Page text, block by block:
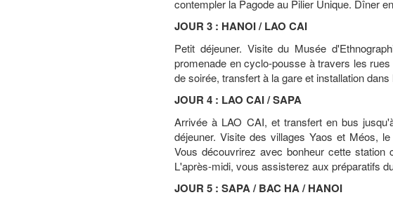
contempler la Pagode au Pilier Unique. Dîner
JOUR 3 : HANOI / LAO CAI
Petit déjeuner. Visite du Musée
promenade en cyclo-pousse à travers les
de soirée, transfert à la gare et installation
JOUR 4 : LAO CAI / SAPA
Arrivée à LAO CAI, et transfert en bus
déjeuner. Visite des villages Yaos et Méos,
Vous découvrirez avec bonheur cette
L'après-midi, vous assisterez aux préparatifs
JOUR 5 : SAPA / BAC HA / HANOI